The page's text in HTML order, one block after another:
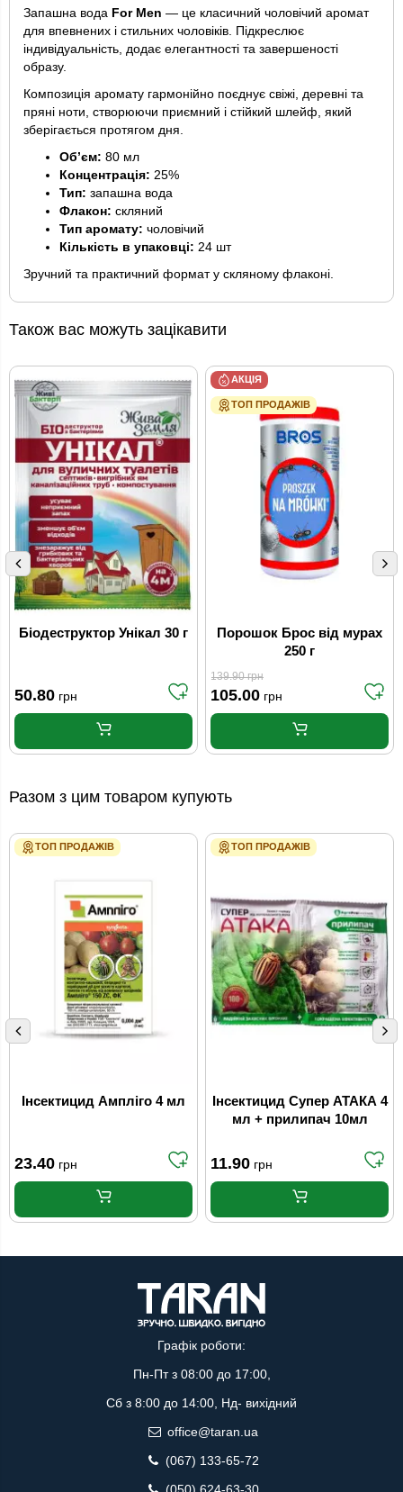
Запашна вода For Men — це класичний чоловічий аромат
для впевнених і стильних чоловіків. Підкреслює
індивідуальність, додає елегантності та завершеності
образу.
Композиція аромату гармонійно поєднує свіжі, деревні та
пряні ноти, створюючи приємний і стійкий шлейф, який
зберігається протягом дня.
Об’єм: 80 мл
Концентрація: 25%
Тип: запашна вода
Флакон: скляний
Тип аромату: чоловічий
Кількість в упаковці: 24 шт
Зручний та практичний формат у скляному флаконі.
Також вас можуть зацікавити
Біодеструктор Унікал 30 г
50.80 грн
АКЦІЯ
ТОП ПРОДАЖІВ
Порошок Брос від мурах
250 г
139.90грн
105.00 грн
Разом з цим товаром купують
ТОП ПРОДАЖІВ
Інсектицид Ампліго 4 мл
23.40 грн
ТОП ПРОДАЖІВ
Інсектицид Супер АТАКА 4
мл + прилипач 10мл
11.90 грн
Графік роботи:
Пн-Пт з 08:00 до 17:00,
Сб з 8:00 до 14:00, Нд- вихідний
office@taran.ua
(067) 133-65-72